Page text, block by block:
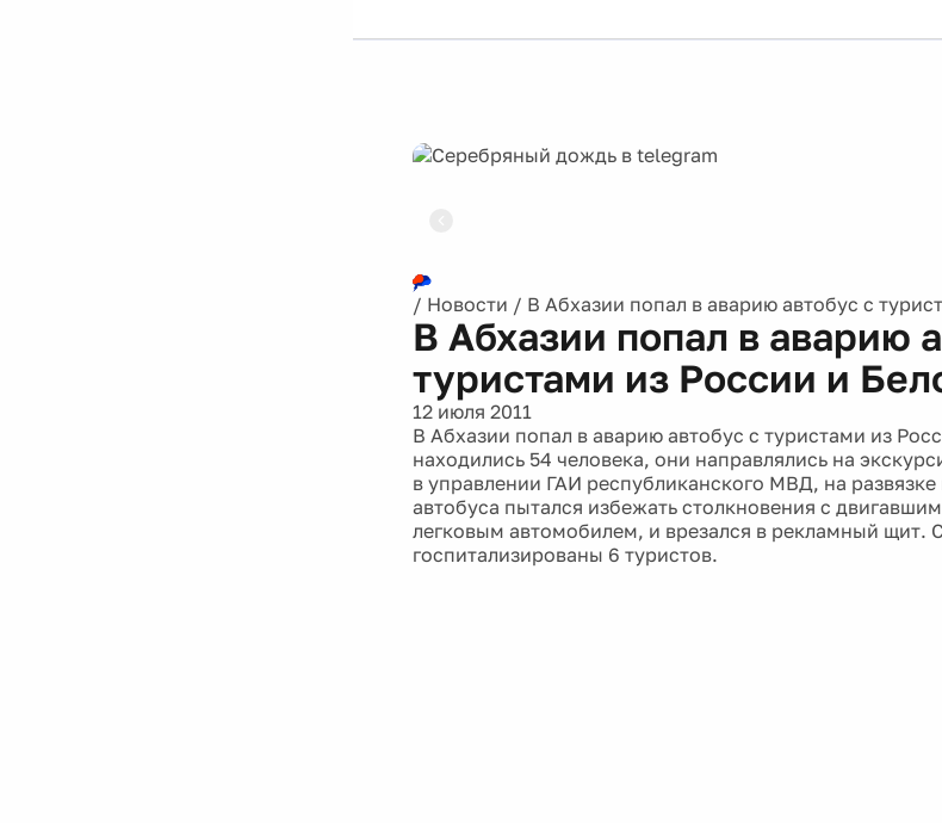
/ Новости / В Абхазии попал в аварию автобус с
В Абхазии попал в аварию
туристами из России и
12 июля 2011
В Абхазии попал в аварию автобус с туристами из
находились 54 человека, они направлялись на
в управлении ГАИ республиканского МВД, на развязке
автобуса пытался избежать столкновения с
легковым автомобилем, и врезался в рекламный щит.
госпитализированы 6 туристов.